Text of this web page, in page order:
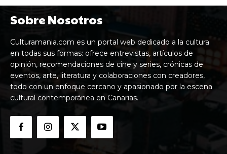
Sobre Nosotros
Culturamania.com es un portal web dedicado a la cultura
en todas sus formas: ofrece entrevistas, artículos de
opinión, recomendaciones de cine y series, crónicas de
eventos, arte, literatura y colaboraciones con creadores,
todo con un enfoque cercano y apasionado por la escena
cultural contemporánea en Canarias.